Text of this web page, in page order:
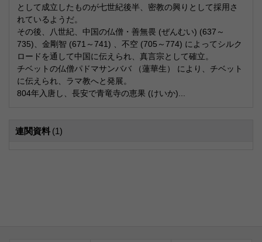
として成立したものが七世紀後半、密教の興りとして採用さ
れているようだ。
その後、八世紀、中国の仏僧・善無畏 (ぜんむい) (637～
735)、金剛智 (671～741) 、不空 (705～774) によってシルク
ロードを通して中国に伝えられ、真言宗として確立。
チベットの仏僧パドマサンババ （蓮華生） により、チベット
に伝えられ、ラマ教へと発展。
804年入唐し、長安で青竜寺の恵果 (けいか)...
連関資料 (1)